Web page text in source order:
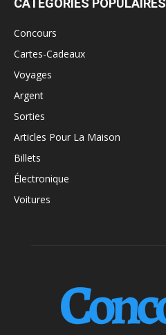
CATÉGORIES POPULAIRES
Concours
Cartes-Cadeaux
Voyages
Argent
Sorties
Articles Pour La Maison
Billets
Électronique
Voitures